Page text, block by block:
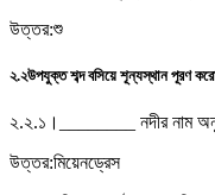
উত্তর:শু
২.২উপযুক্ত শব্দ বসিয়ে শূন্যস্থান পূরণ
২.২.১।
________ নদীর নাম
উত্তর:মিয়েনড্রেস